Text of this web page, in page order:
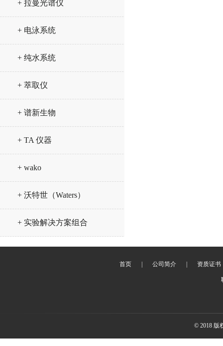
+ 拉曼光谱仪
+ 电泳系统
+ 纯水系统
+ 萃取仪
+ 谱新生物
+ TA 仪器
+ wako
+ 沃特世（Waters）
+ 实验解决方案组合
首页 公司简介 资质证书
© 2018 版